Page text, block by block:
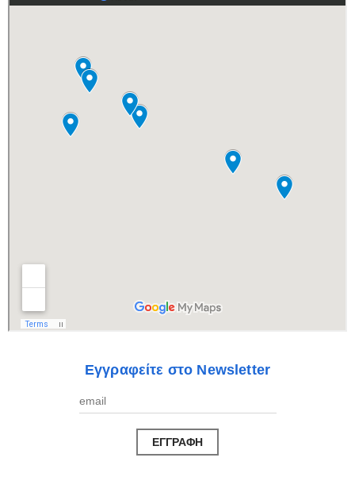
Εγγραφείτε στο Newsletter